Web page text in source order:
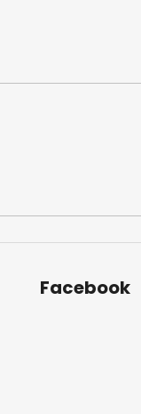
Facebook